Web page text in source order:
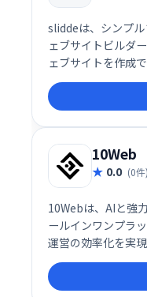
sliddeは、シンプ
ェブサイトビルダ
ェブサイトを作成
スポンシブデザイ
無料リソースによ
な仕上がりのサイ
ンでも十分な機能
ではさらに高度な
です。
10Web
0.0 (0件)
10Webは、AIと強
ールインワンプラ
運営の効率化を実
単な操作性が魅力
ては高い拡張性と